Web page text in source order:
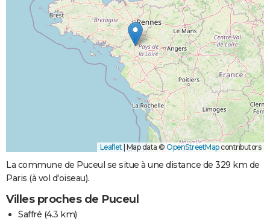
Leaflet Map data © OpenStreetMapcontributors
La commune de Puceul se situe à une distance de 329 km de
Paris (à vol d'oiseau).
Villes proches de Puceul
Saffré (4.3 km)